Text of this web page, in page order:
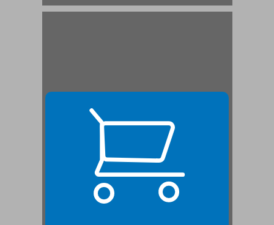
פני התקופה: תקופת מעבר ממושכת שהביאה לידי מהפכה יישובית־תרבותית ... 21